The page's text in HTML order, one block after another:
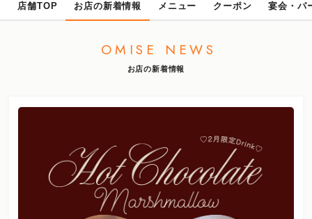
店舗TOP お店の新着情報 メニュー クーポン 宴会・パ
OMISE NEWS
お店の新着情報